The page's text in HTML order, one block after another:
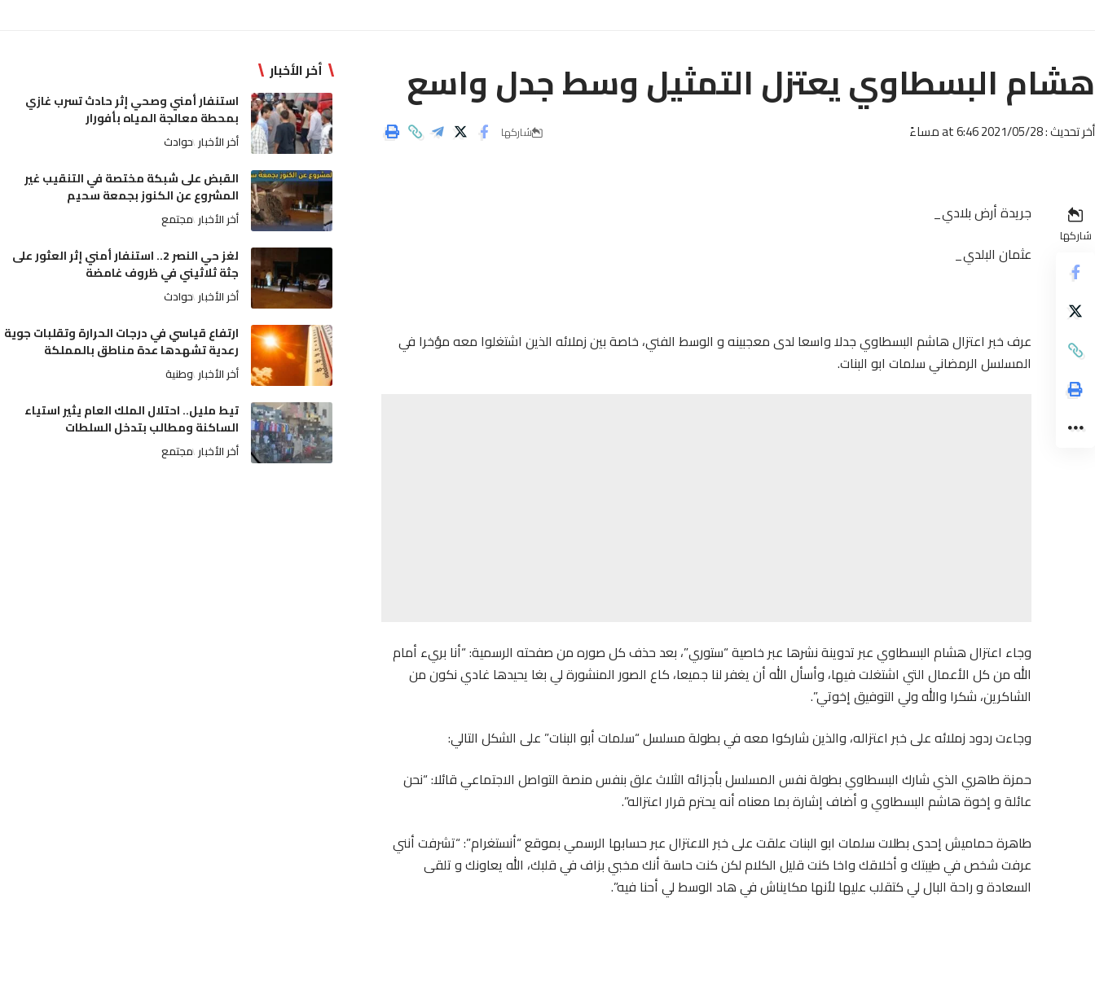
هشام البسطاوي يعتزل التمثيل وسط جدل واسع
أخر تحديث : 2021/05/28 at 6:46 مساءً شاركها
شاركها
جريدة أرض بلادي_
عثمان البلدي_
عرف خبر اعتزال هاشم البسطاوي جدلا واسعا لدى معجبينه و الوسط الفني، خاصة بين زملائه الذين اشتغلوا معه مؤخرا في
المسلسل الرمضاني سلمات ابو البنات.
وجاء اعتزال هشام البسطاوي عبر تدوينة نشرها عبر خاصية “ستوري”، بعد حذف كل صوره من صفحته الرسمية: “أنا بريء أمام
الله من كل الأعمال التي اشتغلت فيها، وأسأل الله أن يغفر لنا جميعا، كاع الصور المنشورة لي بغا يحيدها غادي نكون من
الشاكرين، شكرا والله ولي التوفيق إخوتي”.
وجاءت ردود زملائه على خبر اعتزاله، والذين شاركوا معه في بطولة مسلسل “سلمات أبو البنات” على الشكل التالي:
حمزة طاهري الذي شارك البسطاوي بطولة نفس المسلسل بأجزائه الثلاث علق بنفس منصة التواصل الاجتماعي قائلا: “نحن
عائلة و إخوة هاشم البسطاوي و أضاف إشارة بما معناه أنه يحترم قرار اعتزاله”.
طاهرة حماميش إحدى بطلات سلمات ابو البنات علقت على خبر الاعتزال عبر حسابها الرسمي بموقع “أنستغرام”: “تشرفت أنني
عرفت شخص في طيبتك و أخلاقك واخا كنت قليل الكلام لكن كنت حاسة أنك مخبي بزاف في قلبك، الله يعاونك و تلقى
السعادة و راحة البال لي كتقلب عليها لأنها مكايناش في هاد الوسط لي أحنا فيه”.
أخر الأخبار
استنفار أمني وصحي إثر حادث تسرب غازي
بمحطة معالجة المياه بأفورار
أخر الأخبار حوادث
القبض على شبكة مختصة في التنقيب غير
المشروع عن الكنوز بجمعة سحيم
أخر الأخبار مجتمع
لغز حي النصر 2.. استنفار أمني إثر العثور على
جثة ثلاثيني في ظروف غامضة
أخر الأخبار حوادث
ارتفاع قياسي في درجات الحرارة وتقلبات جوية
رعدية تشهدها عدة مناطق بالمملكة
أخر الأخبار وطنية
تيط مليل.. احتلال الملك العام يثير استياء
الساكنة ومطالب بتدخل السلطات
أخر الأخبار مجتمع